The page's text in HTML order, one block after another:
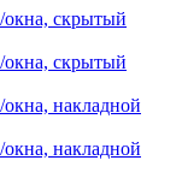
окна, скрытый
окна, скрытый
накладной
накладной